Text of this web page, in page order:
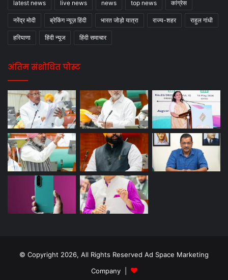
latest news live news news top news कांग्रेस
नरेंद्र मोदी ब्रेकिंग न्यूज़ हिंदी भारत जोड़ो यात्रा राज्य-शहर राहुल गांधी
हरियाणा हिंदी न्यूज हिंदी समाचार
अंतिम संशोधित पोस्ट
© Copyright 2026, All Rights Reserved Ad Space Marketing
Company |